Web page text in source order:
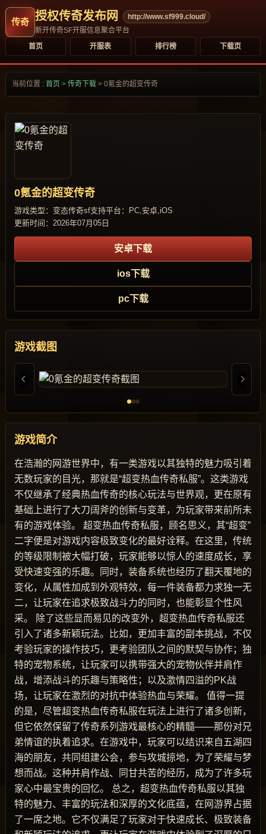
授权传奇发布网
http://www.sf999.cloud/
新开传奇SF开服信息聚合平台
首页
开服表 排行榜 下载页
当前位置 : 首页 > 传奇下载 > 0氪金的超变传奇
0氪金的超变传奇
游戏类型：变态传奇sf支持平台：PC,安卓,iOS
更新时间：2026年07月05日
安卓下载
ios下载
pc下载
游戏截图
游戏简介
在浩瀚的网游世界中，有一类游戏以其独特的魅力吸引着
无数玩家的目光，那就是“超变热血传奇私服”。这类游戏
不仅继承了经典热血传奇的核心玩法与世界观，更在原有
基础上进行了大刀阔斧的创新与变革，为玩家带来前所未
有的游戏体验。 超变热血传奇私服，顾名思义，其“超变”
二字便是对游戏内容极致变化的最好诠释。在这里，传统
的等级限制被大幅打破，玩家能够以惊人的速度成长，享
受快速变强的乐趣。同时，装备系统也经历了翻天覆地的
变化，从属性加成到外观特效，每一件装备都力求独一无
二，让玩家在追求极致战斗力的同时，也能彰显个性风
采。 除了这些显而易见的改变外，超变热血传奇私服还
引入了诸多新颖玩法。比如，更加丰富的副本挑战，不仅
考验玩家的操作技巧，更考验团队之间的默契与协作；独
特的宠物系统，让玩家可以携带强大的宠物伙伴并肩作
战，增添战斗的乐趣与策略性；以及激情四溢的PK战
场，让玩家在激烈的对抗中体验热血与荣耀。 值得一提
的是，尽管超变热血传奇私服在玩法上进行了诸多创新，
但它依然保留了传奇系列游戏最核心的精髓——那份对兄
弟情谊的执着追求。在游戏中，玩家可以结识来自五湖四
海的朋友，共同组建公会，参与攻城掠地，为了荣耀与梦
想而战。这种并肩作战、同甘共苦的经历，成为了许多玩
家心中最宝贵的回忆。 总之，超变热血传奇私服以其独
特的魅力、丰富的玩法和深厚的文化底蕴，在网游界占据
了一席之地。它不仅满足了玩家对于快速成长、极致装备